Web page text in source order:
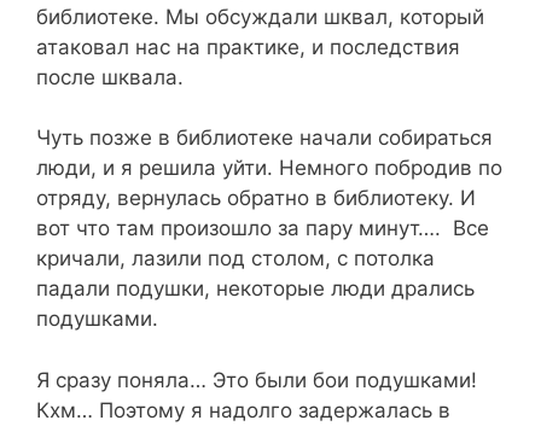
библиотеке. Мы обсуждали шквал, который
атаковал нас на практике, и последствия
после шквала.
Чуть позже в библиотеке начали собираться
люди, и я решила уйти. Немного побродив по
отряду, вернулась обратно в библиотеку. И
вот что там произошло за пару минут…. Все
кричали, лазили под столом, с потолка
падали подушки, некоторые люди дрались
подушками.
Я сразу поняла… Это были бои подушками!
Кхм… Поэтому я надолго задержалась в